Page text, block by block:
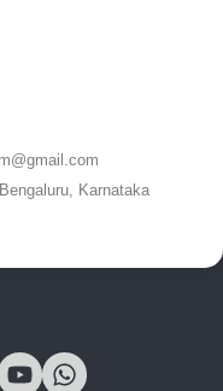
Karnataka